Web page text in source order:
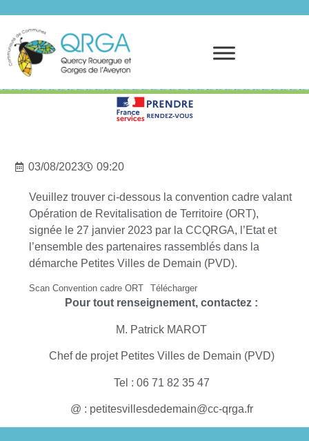
03/08/2023 09:20
Veuillez trouver ci-dessous la convention cadre valant
Opération de Revitalisation de Territoire (ORT),
signée le 27 janvier 2023 par la CCQRGA, l’Etat et
l’ensemble des partenaires rassemblés dans la
démarche Petites Villes de Demain (PVD).
Scan Convention cadre ORT Télécharger
Pour tout renseignement, contactez :
M. Patrick MAROT
Chef de projet Petites Villes de Demain (PVD)
Tel : 06 71 82 35 47
@ : petitesvillesdedemain@cc-qrga.fr